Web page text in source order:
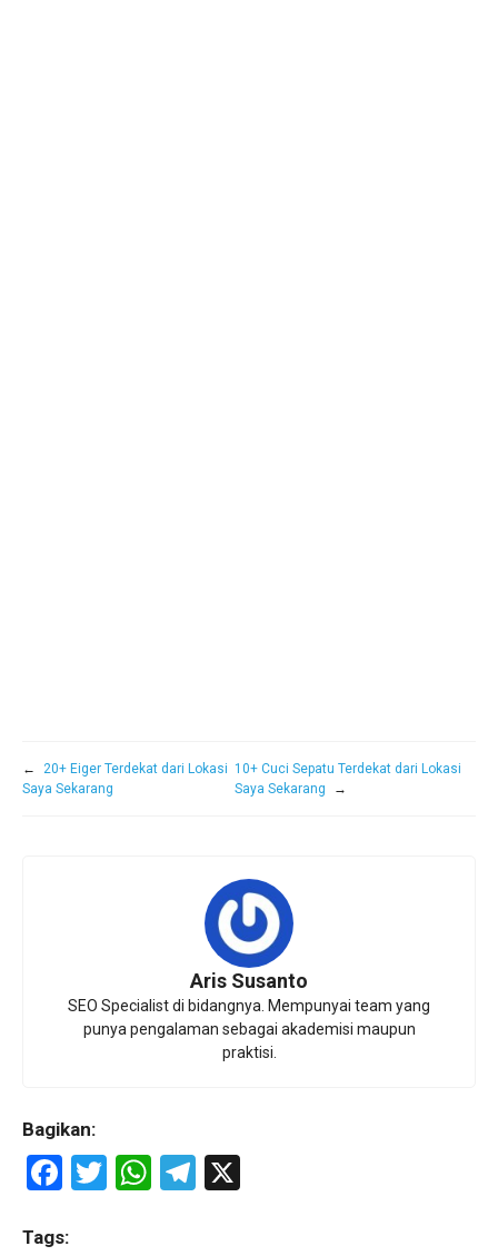
←
20+ Eiger Terdekat dari Lokasi
Saya Sekarang
10+ Cuci Sepatu Terdekat dari Lokasi
Saya Sekarang
→
Aris Susanto
SEO Specialist di bidangnya. Mempunyai team yang
punya pengalaman sebagai akademisi maupun
praktisi.
Bagikan:
F
ce
T
W T
Tags: